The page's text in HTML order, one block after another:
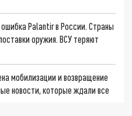
Palantir в России. Страны
оружия. ВСУ теряют
мобилизации и возвращение
новости, которые ждали все